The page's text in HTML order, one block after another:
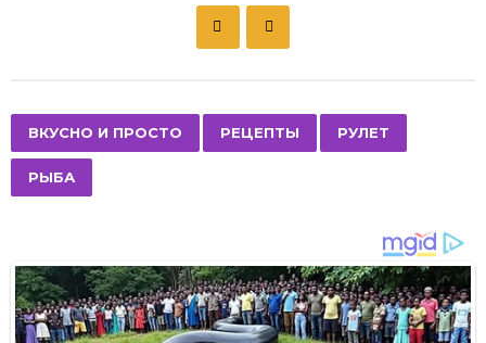
a
g
a
t
i
ВКУСНО И ПРОСТО РЕЦЕПТЫ РУЛЕТ
РЫБА